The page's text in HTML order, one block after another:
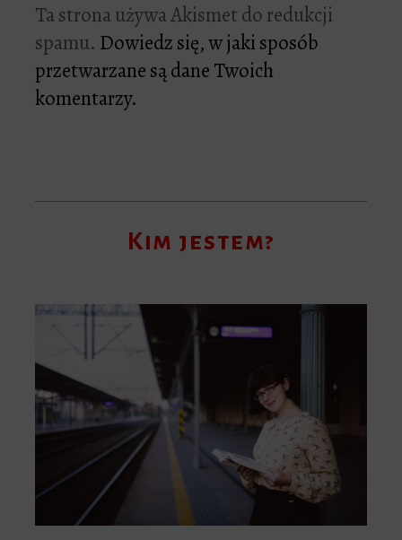
Ta strona używa Akismet do redukcji
spamu. Dowiedz się, w jaki sposób
przetwarzane są dane Twoich
komentarzy.
Kim jestem?